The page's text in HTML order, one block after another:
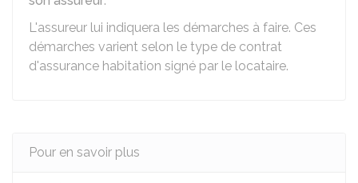
L'assureur lui indiquera les démarches à faire. Ces
démarches varient selon le type de contrat
d'assurance habitation signé par le locataire.
Pour en savoir plus